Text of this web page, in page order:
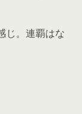
じ。連覇はな